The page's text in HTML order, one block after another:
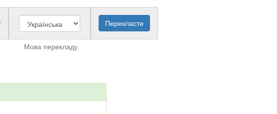
Мова перекладу